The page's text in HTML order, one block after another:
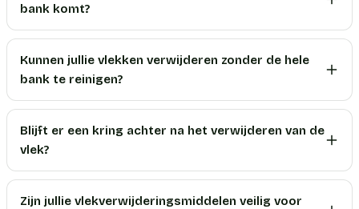
bank komt?
Kunnen jullie vlekken verwijderen zonder de hele
bank te reinigen?
Blijft er een kring achter na het verwijderen van de
vlek?
Zijn jullie vlekverwijderingsmiddelen veilig voor